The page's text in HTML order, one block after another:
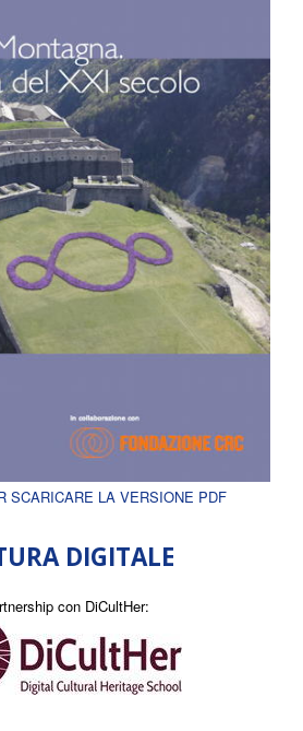
SCARICARE LA VERSIONE PDF
DIGITALE
con DiCultHer: